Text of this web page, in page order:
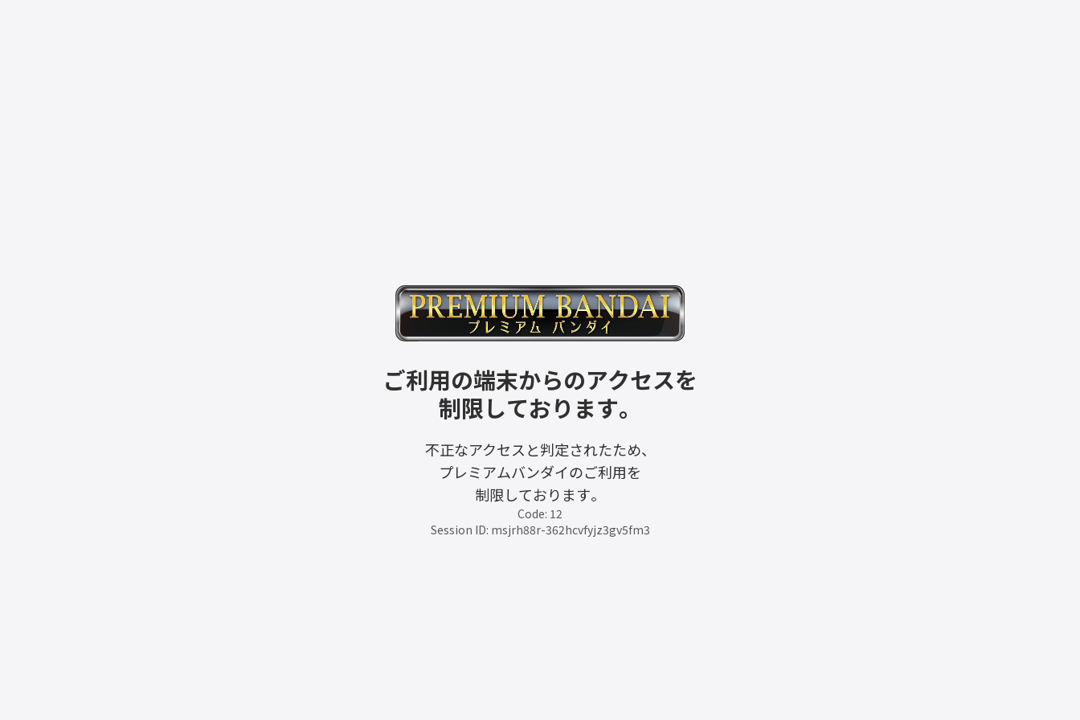
ご利用の端末からのアクセスを
制限しております。
不正なアクセスと判定されたため、
プレミアムバンダイのご利用を
制限しております。
Code: 12
Session ID: msjrh88r-362hcvfyjz3gv5fm3